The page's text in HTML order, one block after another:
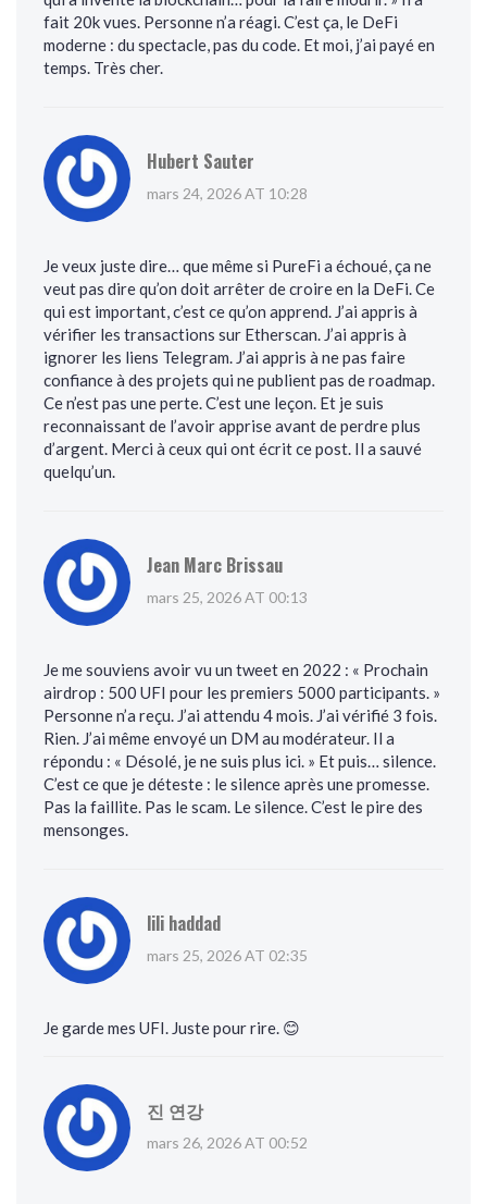
fait 20k vues. Personne n’a réagi. C’est ça, le DeFi
moderne : du spectacle, pas du code. Et moi, j’ai payé en
temps. Très cher.
Hubert Sauter
mars 24, 2026 AT 10:28
Je veux juste dire… que même si PureFi a échoué, ça ne
veut pas dire qu’on doit arrêter de croire en la DeFi. Ce
qui est important, c’est ce qu’on apprend. J’ai appris à
vérifier les transactions sur Etherscan. J’ai appris à
ignorer les liens Telegram. J’ai appris à ne pas faire
confiance à des projets qui ne publient pas de roadmap.
Ce n’est pas une perte. C’est une leçon. Et je suis
reconnaissant de l’avoir apprise avant de perdre plus
d’argent. Merci à ceux qui ont écrit ce post. Il a sauvé
quelqu’un.
Jean Marc Brissau
mars 25, 2026 AT 00:13
Je me souviens avoir vu un tweet en 2022 : « Prochain
airdrop : 500 UFI pour les premiers 5000 participants. »
Personne n’a reçu. J’ai attendu 4 mois. J’ai vérifié 3 fois.
Rien. J’ai même envoyé un DM au modérateur. Il a
répondu : « Désolé, je ne suis plus ici. » Et puis… silence.
C’est ce que je déteste : le silence après une promesse.
Pas la faillite. Pas le scam. Le silence. C’est le pire des
mensonges.
lili haddad
mars 25, 2026 AT 02:35
Je garde mes UFI. Juste pour rire. 😊
진 연강
mars 26, 2026 AT 00:52